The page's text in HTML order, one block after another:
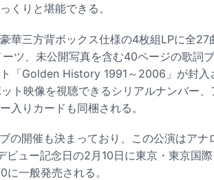
くりと堪能できる。
華三方背ボックス仕様の4枚組LPに全27
ツ、未公開写真を含む40ページの歌詞
「Golden History 1991～2006」が封入
ト映像を視聴できるシリアルナンバー
入りカードも同梱される。
の開催も決まっており、この公演はアナ
ビュー記念日の2月10日に東京・東京国
一般発売される。